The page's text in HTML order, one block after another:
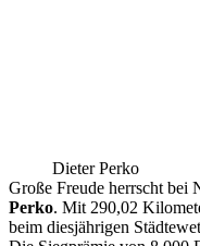
Dieter Perko
Große Freude herrscht bei
Perko. Mit 290,02
beim diesjährigen